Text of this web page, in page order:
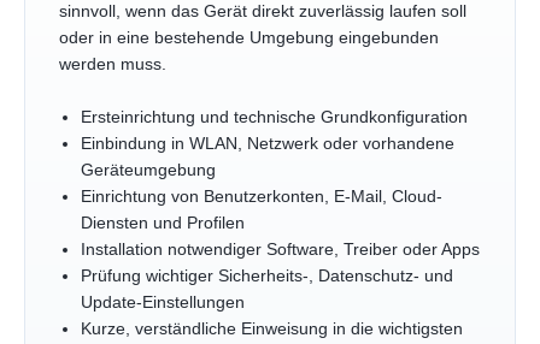
sinnvoll, wenn das Gerät direkt zuverlässig laufen soll
oder in eine bestehende Umgebung eingebunden
werden muss.
Ersteinrichtung und technische Grundkonfiguration
Einbindung in WLAN, Netzwerk oder vorhandene
Geräteumgebung
Einrichtung von Benutzerkonten, E-Mail, Cloud-
Diensten und Profilen
Installation notwendiger Software, Treiber oder Apps
Prüfung wichtiger Sicherheits-, Datenschutz- und
Update-Einstellungen
Kurze, verständliche Einweisung in die wichtigsten